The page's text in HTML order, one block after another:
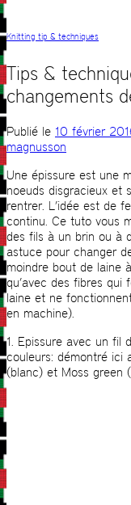
Knitting tip & techniques
Tips &
changements
Publié le 10 février
magnusson
Une épissure est une
noeuds disgracieux et
rentrer. L’idée est de
continu. Ce tuto vous
des fils à un brin ou à
astuce pour changer
moindre bout de laine
qu’avec des fibres
laine et ne
en machine).
1. Epissure avec un fil
couleurs: démontré ici
(blanc) et Moss green